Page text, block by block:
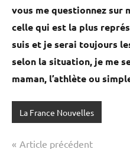
vous me questionnez sur
celle qui est la plus
suis et je serai toujours
selon la situation, je me
maman, l’athlète ou
La France Nouvelles
Navigation
Article précédent